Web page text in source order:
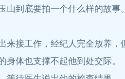
到底要拍一个什么样的故事
接工作，经纪人完全放养，
体也支撑不起他到处交际。